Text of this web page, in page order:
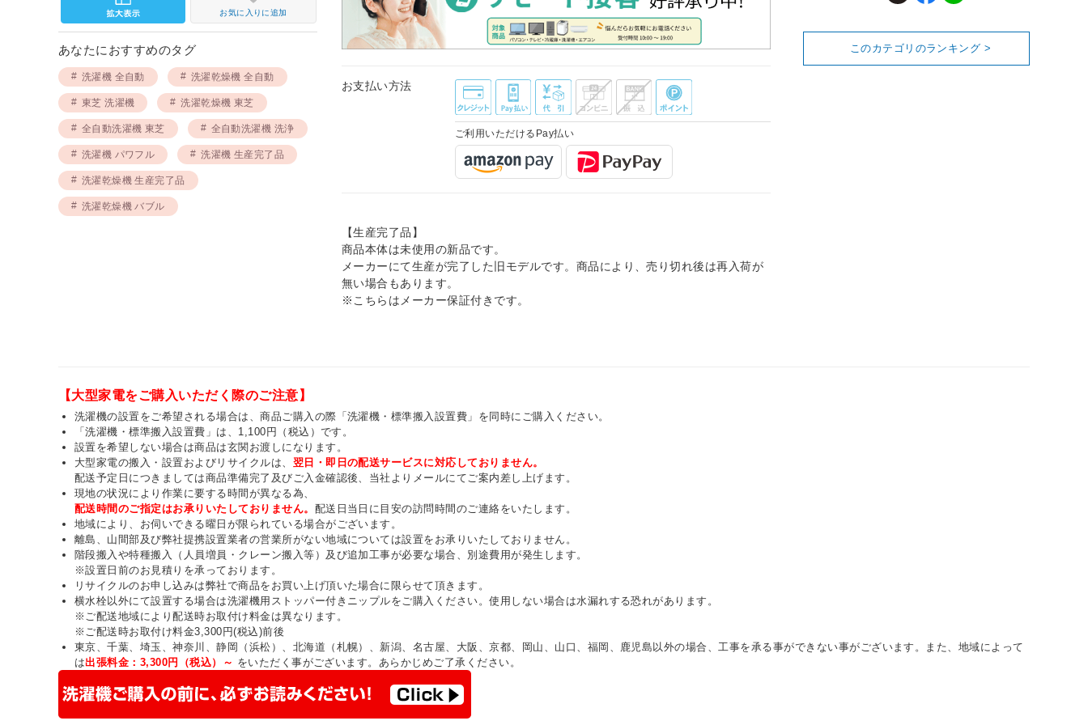
お支払い方法
ご利用いただけるPay払い
【生産完了品】
商品本体は未使用の新品です。
メーカーにて生産が完了した旧モデルです。商品により、売り切れ後は再入荷が
無い場合もあります。
※こちらはメーカー保証付きです。
お気に入りに追加
あなたにおすすめのタグ
洗濯機 全自動 洗濯乾燥機 全自動
東芝 洗濯機 洗濯乾燥機 東芝
全自動洗濯機 東芝 全自動洗濯機 洗浄
洗濯機 パワフル 洗濯機 生産完了品
洗濯乾燥機 生産完了品
洗濯乾燥機 バブル
このカテゴリのランキング >
【大型家電をご購入いただく際のご注意】
洗濯機の設置をご希望される場合は、商品ご購入の際「洗濯機・標準搬入設置費」を同時にご購入ください。
「洗濯機・標準搬入設置費」は、1,100円（税込）です。
設置を希望しない場合は商品は玄関お渡しになります。
大型家電の搬入・設置およびリサイクルは、 翌日・即日の配送サービスに対応しておりません。
配送予定日につきましては商品準備完了及びご入金確認後、当社よりメールにてご案内差し上げます。
現地の状況により作業に要する時間が異なる為、
配送時間のご指定はお承りいたしておりません。 配送日当日に目安の訪問時間のご連絡をいたします。
地域により、お伺いできる曜日が限られている場合がございます。
離島、山間部及び弊社提携設置業者の営業所がない地域については設置をお承りいたしておりません。
階段搬入や特種搬入（人員増員・クレーン搬入等）及び追加工事が必要な場合、別途費用が発生します。
※設置日前のお見積りを承っております。
リサイクルのお申し込みは弊社で商品をお買い上げ頂いた場合に限らせて頂きます。
横水栓以外にて設置する場合は洗濯機用ストッパー付きニップルをご購入ください。使用しない場合は水漏れする恐れがあります。
※ご配送地域により配送時お取付け料金は異なります。
※ご配送時お取付け料金3,300円(税込)前後
東京、千葉、埼玉、神奈川、静岡（浜松）、北海道（札幌）、新潟、名古屋、大阪、京都、岡山、山口、福岡、鹿児島以外の場合、工事を承る事ができない事がございます。また、地域によって
は出張料金：3,300円（税込）～ をいただく事がございます。あらかじめご了承ください。